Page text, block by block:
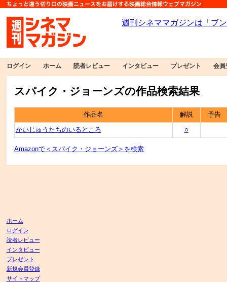
ログイン ホーム 読者レビュー インタビュー プレゼント 会員
スパイク・ジョーンズの作品検索結果
作品名 解説 予告
かいじゅうたちのいるところ ○
Amazonで＜スパイク・ジョーンズ＞を検索
ホーム
ログイン
読者レビュー
インタビュー
プレゼント
新規会員登録
サイトマップ